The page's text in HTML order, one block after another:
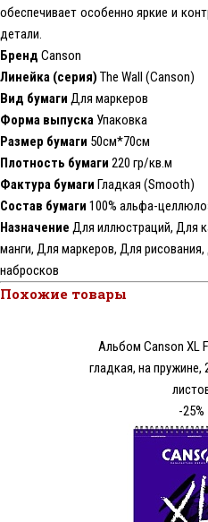
обеспечивает особенно яркие и
детали.
Бренд Canson
Линейка (серия) The Wall (Canson)
Вид бумаги Для маркеров
Форма выпуска Упаковка
Размер бумаги 50см*70см
Плотность бумаги 220 гр/кв.м
Фактура бумаги Гладкая (Smooth)
Состав бумаги 100% альфа-
Назначение Для иллюстраций, Для
манги, Для маркеров, Для
набросков
Похожие товары
Альбом Canson XL
гладкая, на пружине,
-25%